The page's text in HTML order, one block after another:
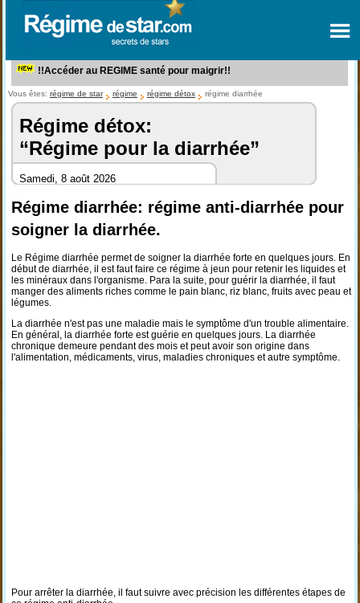
!!Accéder au REGIME santé pour maigrir!!
Vous êtes: régime de star régime régime détox régime diarrhée
Régime détox:
“Régime pour la diarrhée”
Samedi, 8 août 2026
Régime diarrhée: régime anti-diarrhée pour
soigner la diarrhée.
Le Régime diarrhée permet de soigner la diarrhée forte en quelques jours. En
début de diarrhée, il est faut faire ce régime à jeun pour retenir les liquides et
les minéraux dans l'organisme. Para la suite, pour guérir la diarrhée, il faut
manger des aliments riches comme le pain blanc, riz blanc, fruits avec peau et
légumes.
La diarrhée n'est pas une maladie mais le symptôme d'un trouble alimentaire.
En général, la diarrhée forte est guérie en quelques jours. La diarrhée
chronique demeure pendant des mois et peut avoir son origine dans
l'alimentation, médicaments, virus, maladies chroniques et autre symptôme.
Pour arrêter la diarrhée, il faut suivre avec précision les différentes étapes de